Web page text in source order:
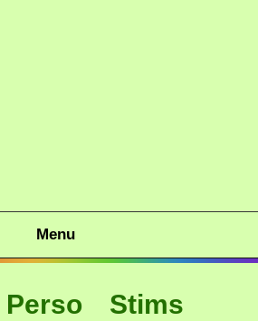
Menu
Perso Stims